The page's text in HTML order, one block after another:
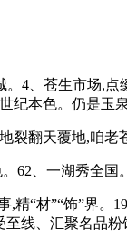
、苍生市场,点
本色。仍是玉
翻天覆地,咱老
62、一湖秀全国。
“材”“饰”界。
线、汇聚名品粉